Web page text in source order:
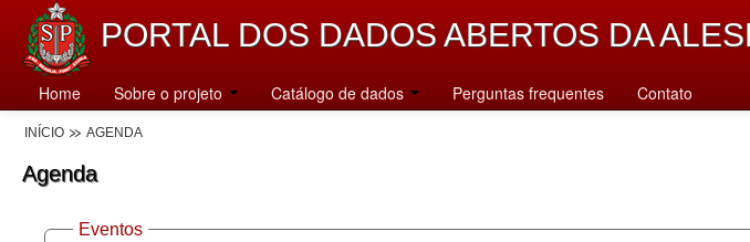
PORTAL DOS DADOS ABERTOS DA
Home Sobre o projeto Catálogo de dados Perguntas frequentes Contato
INÍCIO AGENDA
Agenda
Eventos